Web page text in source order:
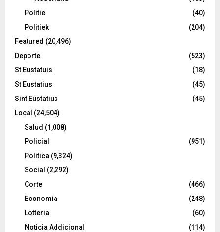
Politie
(40)
Politiek
(204)
Featured (20,496)
Deporte
(523)
St Eustatuis
(18)
St Eustatius
(45)
Sint Eustatius
(45)
Local (24,504)
Salud (1,008)
Policial
(951)
Politica (9,324)
Social (2,292)
Corte
(466)
Economia
(248)
Lotteria
(60)
Noticia Addicional
(114)